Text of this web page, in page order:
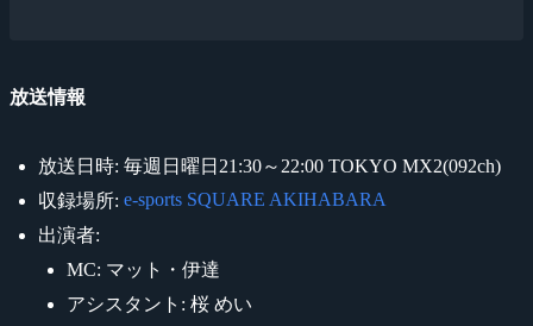
放送情報
放送日時: 毎週日曜日21:30～22:00 TOKYO MX2(092ch)
収録場所: e-sports SQUARE AKIHABARA
出演者:
MC: マット・伊達
アシスタント: 桜 めい